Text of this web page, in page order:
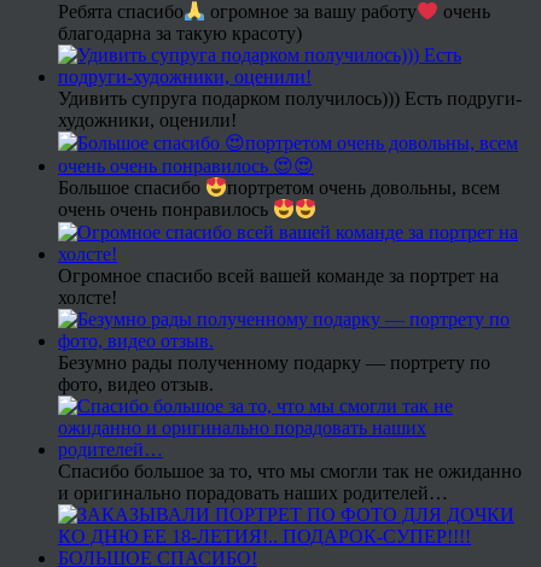
Ребята спасибо огромное за вашу работу
очень
благодарна за такую красоту)
Удивить супруга подарком получилось))) Есть подруги-
художники, оценили!
Большое спасибо
портретом очень довольны, всем
очень очень понравилось
Огромное спасибо всей вашей команде за портрет на
холсте!
Безумно рады полученному подарку — портрету по
фото, видео отзыв.
Спасибо большое за то, что мы смогли так не ожиданно
и оригинально порадовать наших родителей…